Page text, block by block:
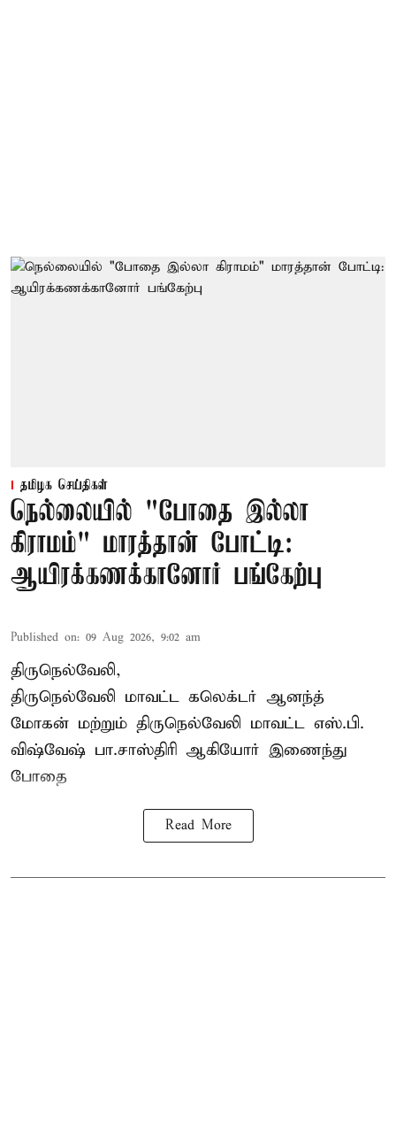
தமிழக செய்திகள்
நெல்லையில் "போதை இல்லா
கிராமம்" மாரத்தான் போட்டி:
ஆயிரக்கணக்கானோர் பங்கேற்பு
Published on: 09 Aug 2026, 9:02 am
திருநெல்வேலி,
திருநெல்வேலி மாவட்ட கலெக்டர் ஆனந்த்
மோகன் மற்றும் திருநெல்வேலி மாவட்ட எஸ்.பி.
விஷ்வேஷ் பா.சாஸ்திரி ஆகியோர் இணைந்து
போதை
Read More